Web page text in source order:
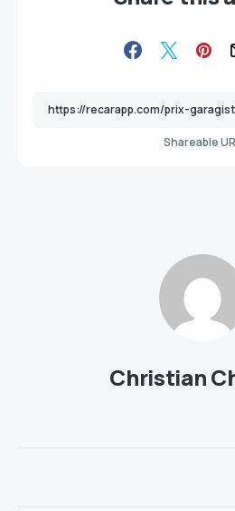
Shareable
Christian